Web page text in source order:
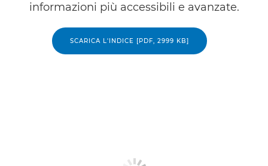
informazioni più accessibili e avanzate.
SCARICA L'INDICE [PDF, 2999 KB]